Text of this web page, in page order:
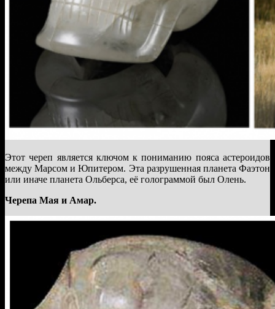
Этот череп является ключом к пониманию пояса астероидов
между Марсом и Юпитером. Эта разрушенная планета Фаэтон
или иначе планета Ольберса, её голограммой был Олень.
Черепа Мая и Амар.